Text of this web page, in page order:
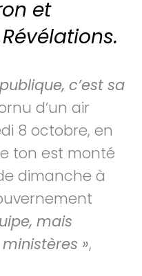
et
c’est sa
d’un air
8 octobre, en
ton est monté
dimanche à
mais
»,